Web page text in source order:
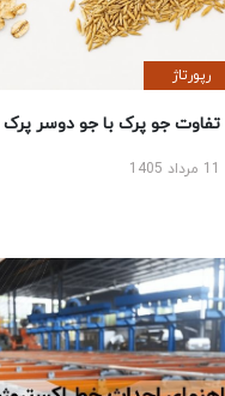
رپورتاژ
تفاوت جو پرک با جو دوسر